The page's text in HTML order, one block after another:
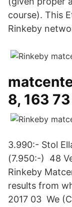
course). This
Rinkeby
8, 163
3.990:- Stol
(7.950:-) 48
Rinkeby
results from
2017 03 We